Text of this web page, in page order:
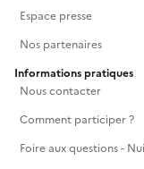
Espace presse
Nos partenaires
Informations pratiques
Nous contacter
Comment participer ?
Foire aux questions -